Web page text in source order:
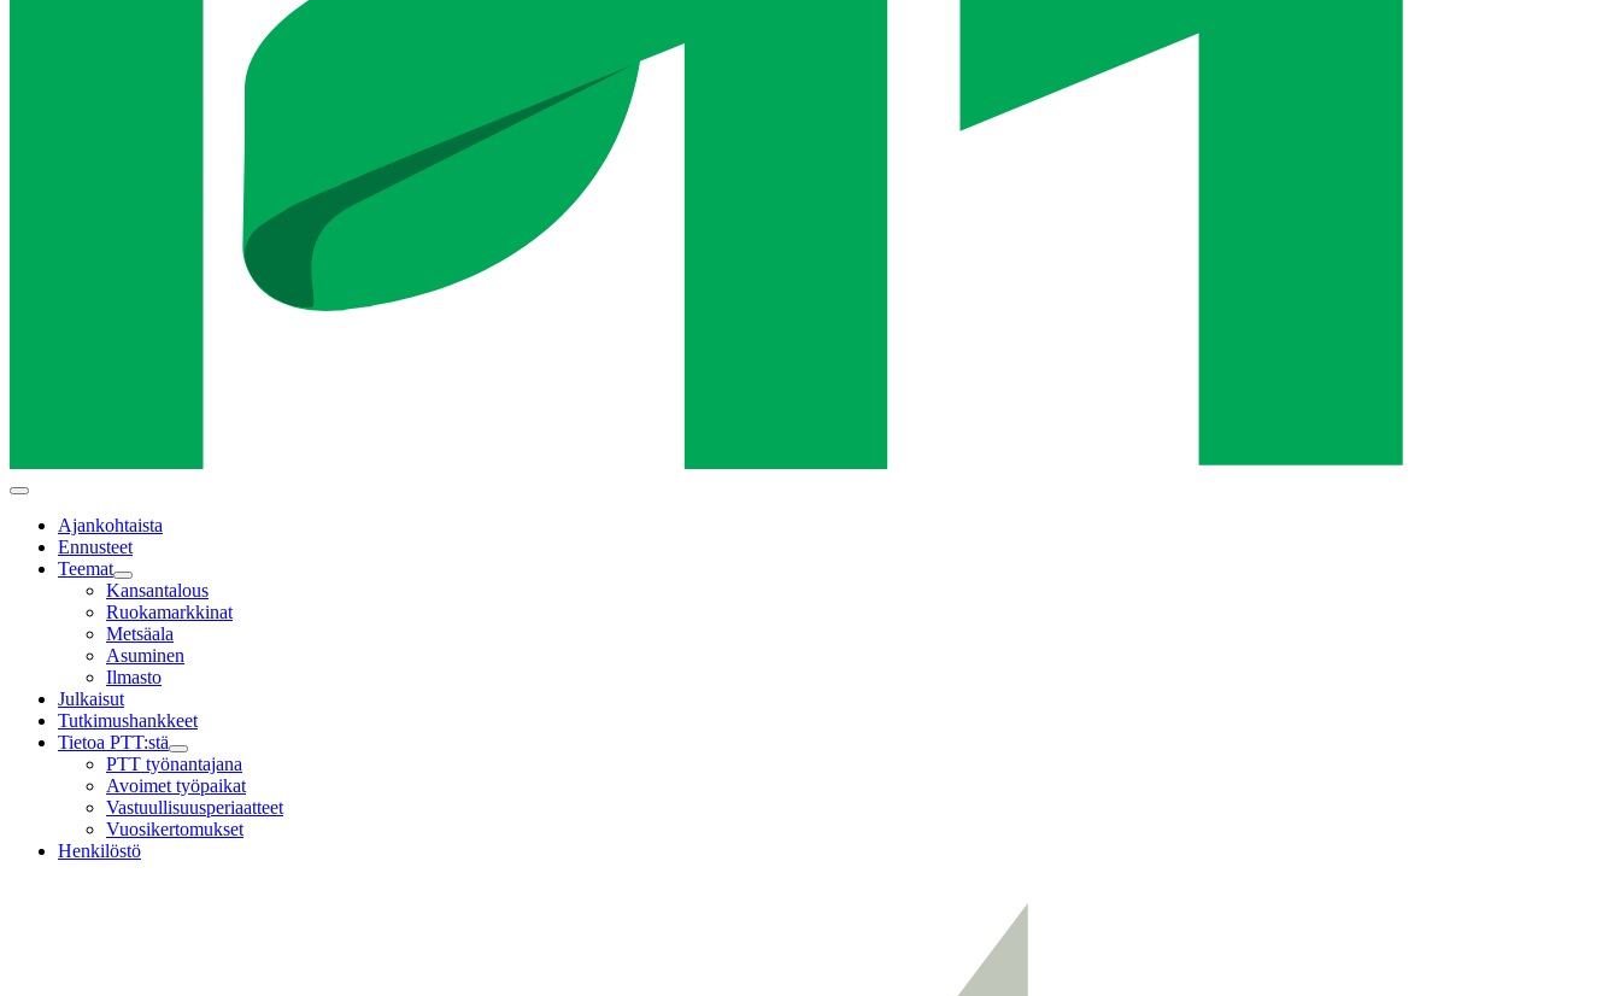
Main
Ajankohtaista
Ennusteet
Teemat
Child
menu
Kansantalous
Ruokamarkkinat
Metsäala
Asuminen
Ilmasto
Julkaisut
Tutkimushankkeet
Tietoa PTT:stä
Child
menu
PTT työnantajana
Avoimet työpaikat
Vastuullisuusperiaatteet
Vuosikertomukset
Henkilöstö